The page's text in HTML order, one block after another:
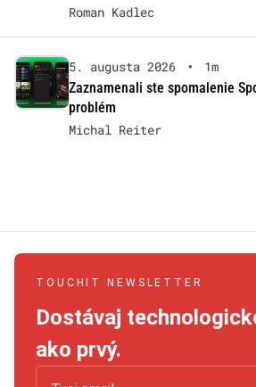
Roman Kadlec
5. augusta 2026 •
1m
Zaznamenali ste spomalenie
problém
Michal Reiter
TOUCHIT NEWSLETTER
Dostávaj
ako prvý.